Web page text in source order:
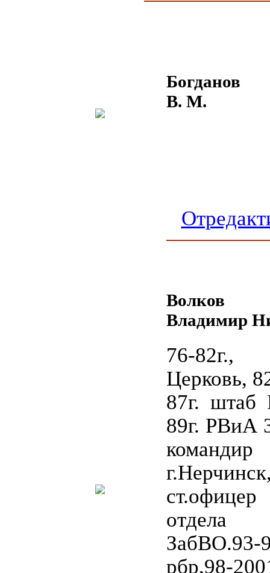
Богданов
В. М.
Волков
Владимир
76-
Церковь,
87г.
89г. РВиА
отдела
ЗабВО.93-
рбр,98-